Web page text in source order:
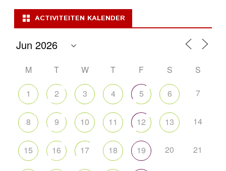
ACTIVITEITEN KALENDER
M T W T F S S
1 2 3 4 5 6 7
8 9 10 11 12 13 14
15 16 17 18 19 20 21